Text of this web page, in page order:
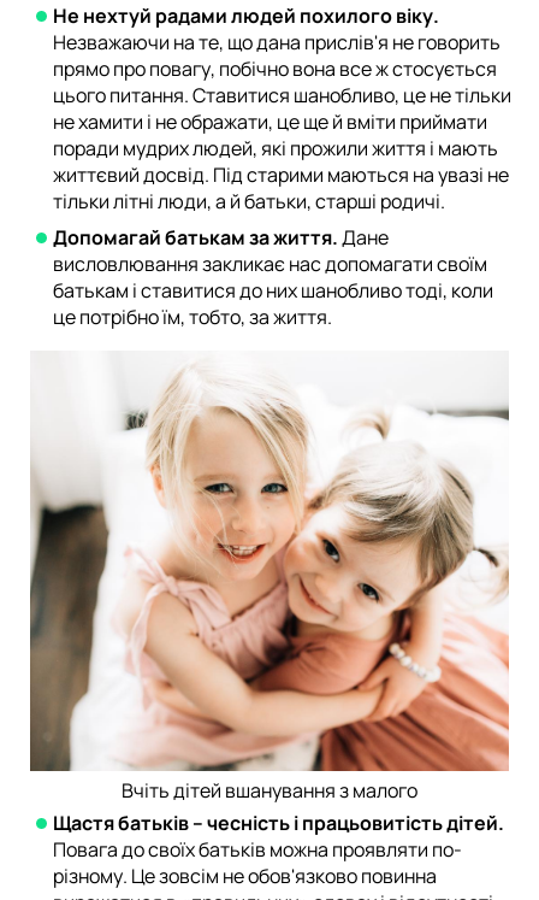
Не нехтуй радами людей похилого віку.
Незважаючи на те, що дана прислів'я не говорить
прямо про повагу, побічно вона все ж стосується
цього питання. Ставитися шанобливо, це не тільки
не хамити і не ображати, це ще й вміти приймати
поради мудрих людей, які прожили життя і мають
життєвий досвід. Під старими маються на увазі не
тільки літні люди, а й батьки, старші родичі.
Допомагай батькам за життя.Дане
висловлювання закликає нас допомагати своїм
батькам і ставитися до них шанобливо тоді, коли
це потрібно їм, тобто, за життя.
Вчіть дітей вшанування з малого
Щастя батьків – чесність і працьовитість дітей.
Повага до своїх батьків можна проявляти по-
різному. Це зовсім не обов'язково повинна